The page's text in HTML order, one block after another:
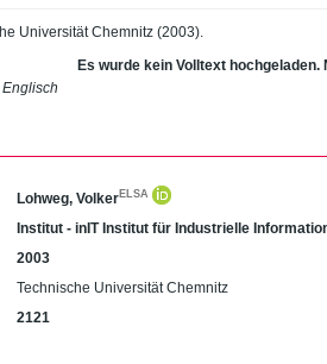
Universität Chemnitz (2003).
Es wurde kein Volltext
Englisch
Lohweg, VolkerELSA
Institut - inIT Institut für Industrielle
2003
Technische Universität Chemnitz
2121